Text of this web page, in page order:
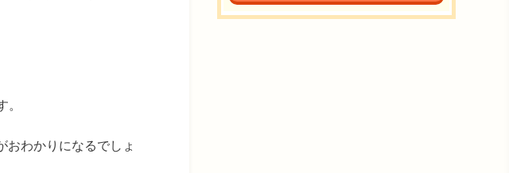
。
おわかりになるでしょ